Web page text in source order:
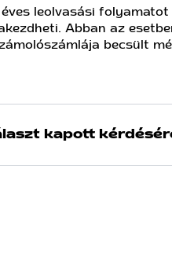
éves leolvasási
Abban az
becsült
kapott